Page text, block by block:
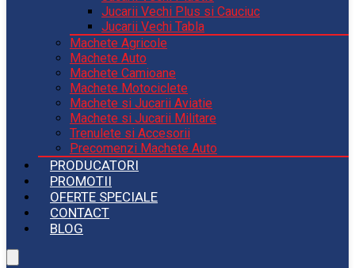
Jucarii Vechi Plus si Cauciuc
Jucarii Vechi Tabla
Machete Agricole
Machete Auto
Machete Camioane
Machete Motociclete
Machete si Jucarii Aviatie
Machete si Jucarii Militare
Trenulete si Accesorii
Precomenzi Machete Auto
PRODUCATORI
PROMOTII
OFERTE SPECIALE
CONTACT
BLOG